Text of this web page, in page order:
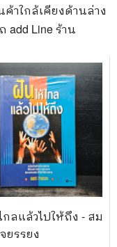
าใกล้เคียงด้านล่าง
Line ร้าน
ลแล้วไปให้ถึง - สม
ยรรยง